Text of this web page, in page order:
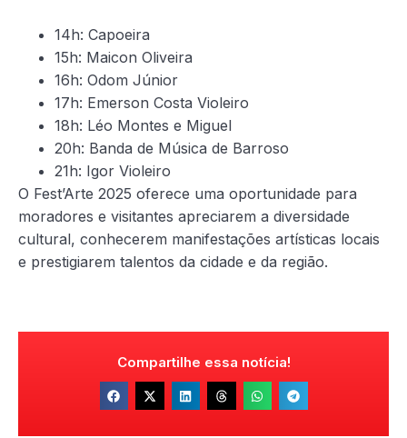
14h: Capoeira
15h: Maicon Oliveira
16h: Odom Júnior
17h: Emerson Costa Violeiro
18h: Léo Montes e Miguel
20h: Banda de Música de Barroso
21h: Igor Violeiro
O Fest’Arte 2025 oferece uma oportunidade para
moradores e visitantes apreciarem a diversidade
cultural, conhecerem manifestações artísticas locais
e prestigiarem talentos da cidade e da região.
Compartilhe essa notícia!